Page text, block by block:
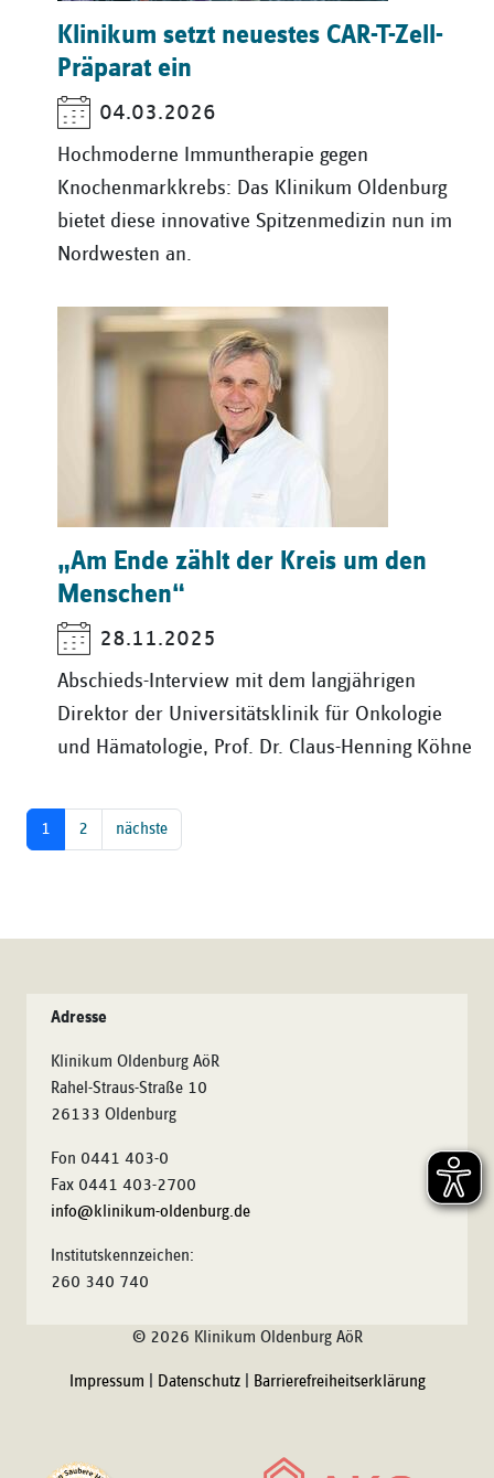
Klinikum setzt neuestes CAR-T-Zell-
Präparat ein
04.03.2026
Hochmoderne Immuntherapie gegen
Knochenmarkkrebs: Das Klinikum Oldenburg
bietet diese innovative Spitzenmedizin nun im
Nordwesten an.
„Am Ende zählt der Kreis um den
Menschen“
28.11.2025
Abschieds-Interview mit dem langjährigen
Direktor der Universitätsklinik für Onkologie
und Hämatologie, Prof. Dr. Claus-Henning Köhne
1 2 nächste
Adresse
Klinikum Oldenburg AöR
Rahel-Straus-Straße 10
26133 Oldenburg
Fon 0441 403-0
Fax 0441 403-2700
info@klinikum-oldenburg.de
Institutskennzeichen:
260 340 740
© 2026 Klinikum Oldenburg AöR
Impressum Datenschutz| Barrierefreiheitserklärung